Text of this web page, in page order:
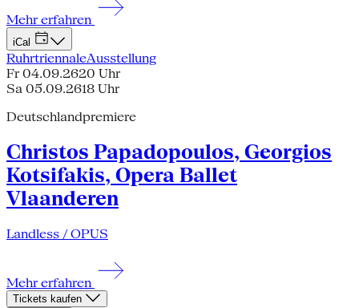
Mehr erfahren
iCal
RuhrtriennaleAusstellung
Fr 04.09.2620 Uhr
Sa 05.09.2618 Uhr
Deutschlandpremiere
Christos Papadopoulos, Georgios
Kotsifakis, Opera Ballet
Vlaanderen
Landless / OPUS
Mehr erfahren
Tickets kaufen